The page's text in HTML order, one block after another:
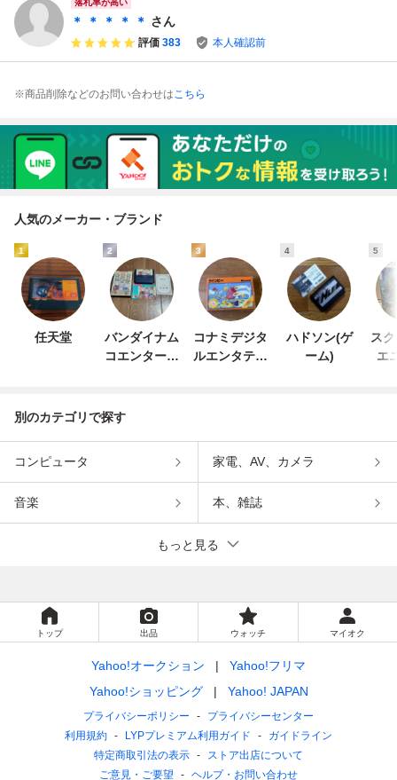
HABLES ALT-U6
落札率が高い
＊ ＊ ＊ ＊ ＊ さん
評価 383 本人確認前
※商品削除などのお問い合わせはこちら
人気のメーカー・ブランド
1
任天堂
2
バンダイナム
コエンターテ
3
コナミデジタ
ルエンタテイ
4
ハドソン(ゲ
ーム)
5
ス
エ
別のカテゴリで探す
コンピュータ 家電、AV、カメラ
音楽 本、雑誌
もっと見る
トップ 出品 ウォッチ マイオク
Yahoo!オークション
Yahoo!フリマ
Yahoo!ショッピング
Yahoo! JAPAN
プライバシーポリシー
プライバシーセンター
利用規約
LYPプレミアム利用ガイド
ガイドライン
特定商取引法の表示
ストア出店について
ご意見・ご要望
ヘルプ・お問い合わせ